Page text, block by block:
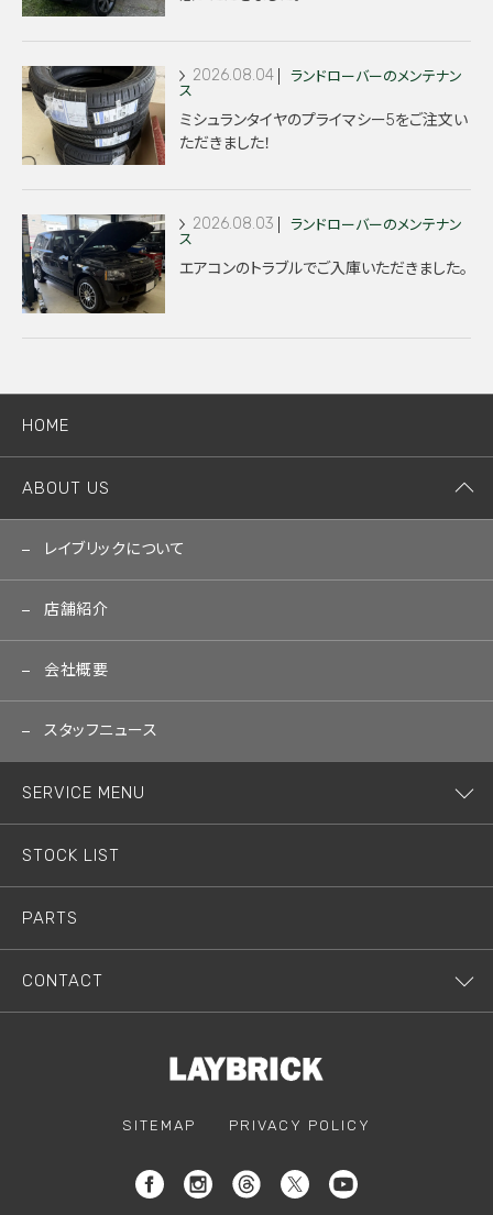
2026.08.04
ランドローバーのメンテナン
ス
ミシュランタイヤのプライマシー5をご注文い
ただきました！
2026.08.03
ランドローバーのメンテナン
ス
エアコンのトラブルでご入庫いただきました。
HOME
ABOUT US
レイブリックについて
店舗紹介
会社概要
スタッフニュース
SERVICE MENU
STOCK LIST
PARTS
CONTACT
SITEMAP PRIVACY POLICY